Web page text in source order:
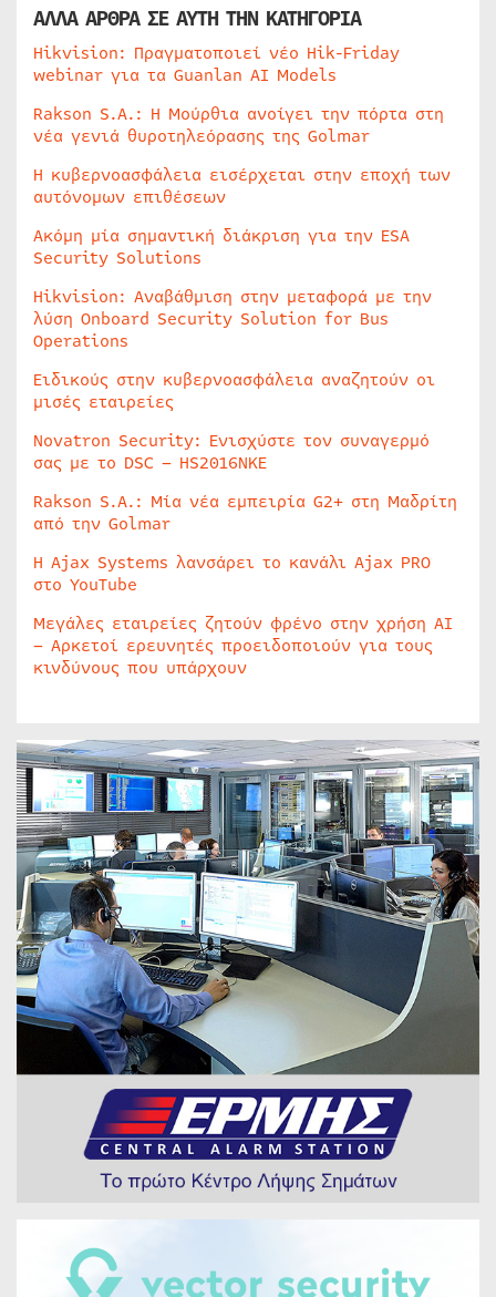
ΑΛΛΑ ΑΡΘΡΑ ΣΕ ΑΥΤΗ ΤΗΝ ΚΑΤΗΓΟΡΙΑ
Hikvision: Πραγματοποιεί νέο Hik-Friday
webinar για τα Guanlan AI Models
Rakson S.A.: Η Μούρθια ανοίγει την πόρτα στη
νέα γενιά θυροτηλεόρασης της Golmar
Η κυβερνοασφάλεια εισέρχεται στην εποχή των
αυτόνομων επιθέσεων
Ακόμη μία σημαντική διάκριση για την ESA
Security Solutions
Hikvision: Αναβάθμιση στην μεταφορά με την
λύση Onboard Security Solution for Bus
Operations
Ειδικούς στην κυβερνοασφάλεια αναζητούν οι
μισές εταιρείες
Novatron Security: Ενισχύστε τον συναγερμό
σας με το DSC – HS2016NKE
Rakson S.A.: Μία νέα εμπειρία G2+ στη Μαδρίτη
από την Golmar
Η Ajax Systems λανσάρει το κανάλι Ajax PRO
στο YouTube
Μεγάλες εταιρείες ζητούν φρένο στην χρήση AI
– Αρκετοί ερευνητές προειδοποιούν για τους
κινδύνους που υπάρχουν